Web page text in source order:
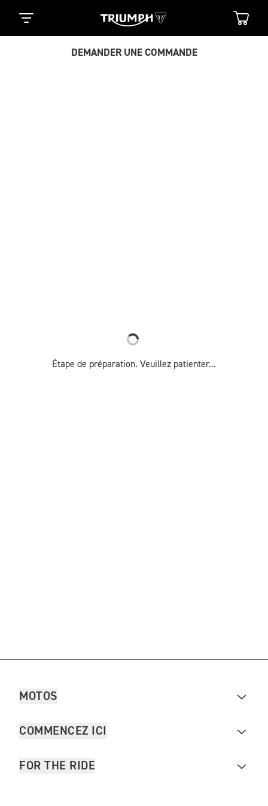
DEMANDER UNE COMMANDE
Étape de préparation. Veuillez patienter...
MOTOS
COMMENCEZ ICI
FOR THE RIDE